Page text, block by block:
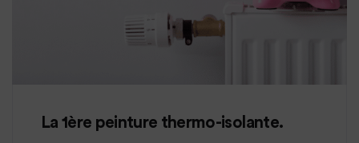
La 1ère peinture thermo-isolante.